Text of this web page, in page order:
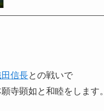
信長との戦いで
寺顕如と和睦をします。